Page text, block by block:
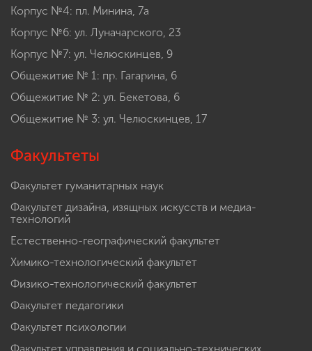
Корпус №4: пл. Минина, 7а
Корпус №6: ул. Луначарского, 23
Корпус №7: ул. Челюскинцев, 9
Общежитие № 1: пр. Гагарина, 6
Общежитие № 2: ул. Бекетова, 6
Общежитие № 3: ул. Челюскинцев, 17
Факультеты
Факультет гуманитарных наук
Факультет дизайна, изящных искусств и медиа-
технологий
Естественно-географический факультет
Химико-технологический факультет
Физико-технологический факультет
Факультет педагогики
Факультет психологии